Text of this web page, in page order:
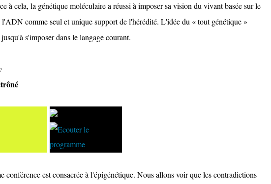
à cela, la génétique moléculaire a réussi à imposer sa vision du vivant basée sur le
comme seul et unique support de l'hérédité. L'idée du « tout génétique »
s'imposer dans le langage courant.
conférence est consacrée à l'épigénétique. Nous allons voir que les contradictions